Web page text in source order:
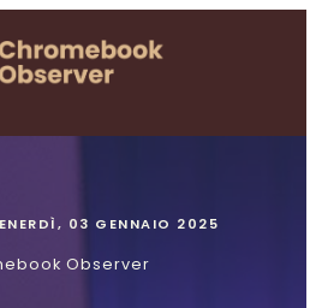
03 GENNAIO 2025
Observer